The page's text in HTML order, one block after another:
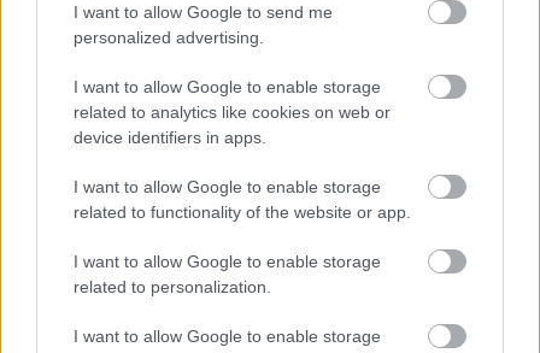
I want to allow Google to send me
personalized advertising.
I want to allow Google to enable storage
related to analytics like cookies on web or
device identifiers in apps.
I want to allow Google to enable storage
related to functionality of the website or app.
I want to allow Google to enable storage
related to personalization.
I want to allow Google to enable storage
Egy Porsce Taycant vezeték
nélkül 10 perc alatt töltöttek fel